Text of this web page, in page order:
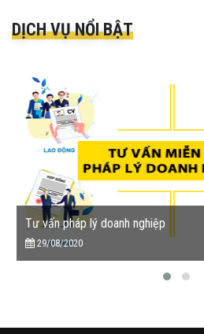
DỊCH VỤ NỔI BẬT
Tư vấn pháp lý doanh nghiệp
29/08/2020